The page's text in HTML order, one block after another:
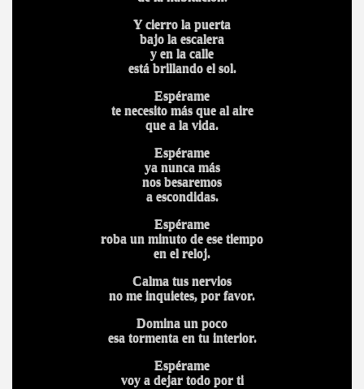
Y cierro la puerta
bajo la escalera
y en la calle
está brillando el sol.
Espérame
te necesito más que al aire
que a la vida.
Espérame
ya nunca más
nos besaremos
a escondidas.
Espérame
roba un minuto de ese tiempo
en el reloj.
Calma tus nervios
no me inquietes, por favor.
Domina un poco
esa tormenta en tu interior.
Espérame
voy a dejar todo por ti